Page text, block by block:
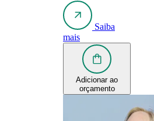
Saiba
mais
Adicionar ao
orçamento